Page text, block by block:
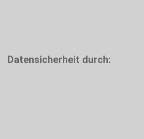
Datensicherheit durch: